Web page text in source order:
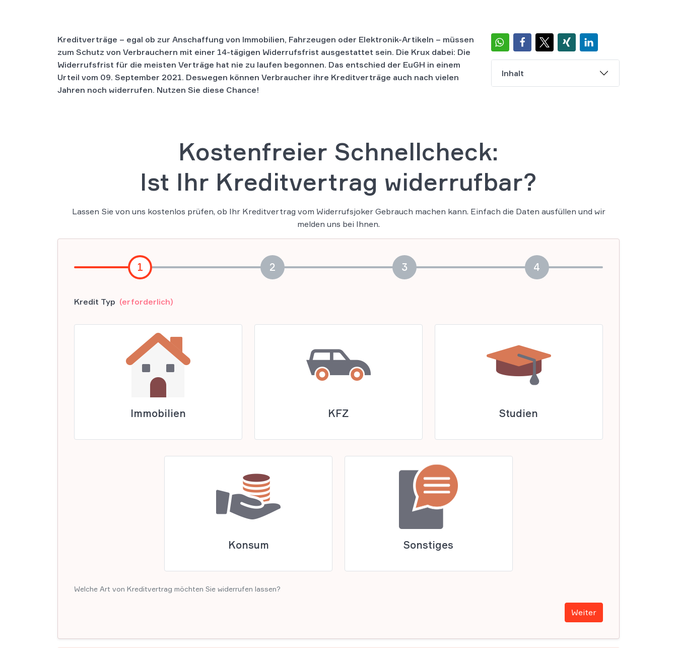
Inhalt
Kreditverträge – egal ob zur Anschaffung von Immobilien, Fahrzeugen oder Elektronik-Artikeln – müssen
zum Schutz von Verbrauchern mit einer 14-tägigen Widerrufsfrist ausgestattet sein. Die Krux dabei: Die
Widerrufsfrist für die meisten Verträge hat nie zu laufen begonnen. Das entschied der EuGH in einem
Urteil vom 09. September 2021. Deswegen können Verbraucher ihre Kreditverträge auch nach vielen
Jahren noch widerrufen. Nutzen Sie diese Chance!
Kostenfreier Schnellcheck:
Ist Ihr Kreditvertrag widerrufbar?
Lassen Sie von uns kostenlos prüfen, ob Ihr Kreditvertrag vom Widerrufsjoker Gebrauch machen kann. Einfach die Daten ausfüllen und wir
melden uns bei Ihnen.
1 2 3 4
Kredit Typ (erforderlich)
Immobilien KFZ Studien
Konsum Sonstiges
Welche Art von Kreditvertrag möchten Sie widerrufen lassen?
Weiter